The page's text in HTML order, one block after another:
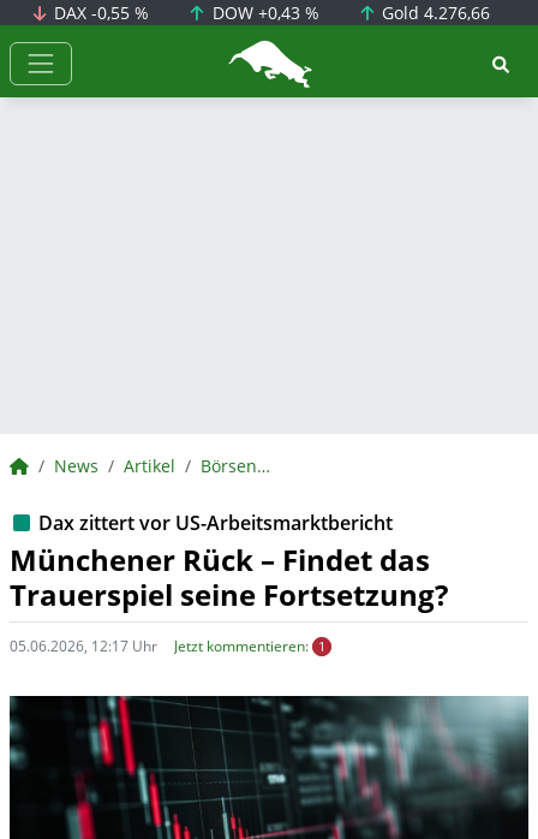
DAX-0,55 % DOW +0,43 % Gold4.276,66
BörsenNEWS.de
BörsenNEWS.de
News Artikel BörsenNEWS.de
Dax zittert vor US-Arbeitsmarktbericht
Münchener Rück – Findet das
Trauerspiel seine Fortsetzung?
05.06.2026, 12:17 Uhr Jetzt kommentieren: 1